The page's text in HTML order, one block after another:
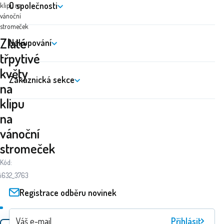
klipu na
vánoční
stromeček
Zlaté
třpytivé
květy
na
klipu
na
vánoční
stromeček
Kód:
i632_3763
O společnosti
Nakupování
Zákaznická sekce
Registrace odběru novinek
Přihlásit